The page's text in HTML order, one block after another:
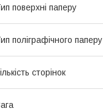
поверхні паперу
поліграфічного паперу
сторінок